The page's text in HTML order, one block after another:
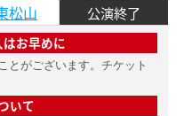
松山 公演終了
お早めに
とがございます。チケット
いて